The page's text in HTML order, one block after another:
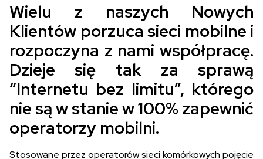
Wielu z naszych Nowych
Klientów porzuca sieci mobilne i
rozpoczyna z nami współpracę.
Dzieje się tak za sprawą
“Internetu bez limitu”, którego
nie są w stanie w 100% zapewnić
operatorzy mobilni.
Stosowane przez operatorów sieci komórkowych pojęcie